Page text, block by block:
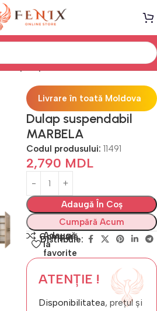
Dulapuri pentru Baie Verticale
Livrare în toată Moldova
Dulap suspendabil
MARBELA
Codul produsului: 11491
2,790 MDL
Adaugă În Coș
Cumpără Acum
Compară
Adaugă
la
favorite
Distribuie:
ATENȚIE !
Disponibilitatea, prețul și